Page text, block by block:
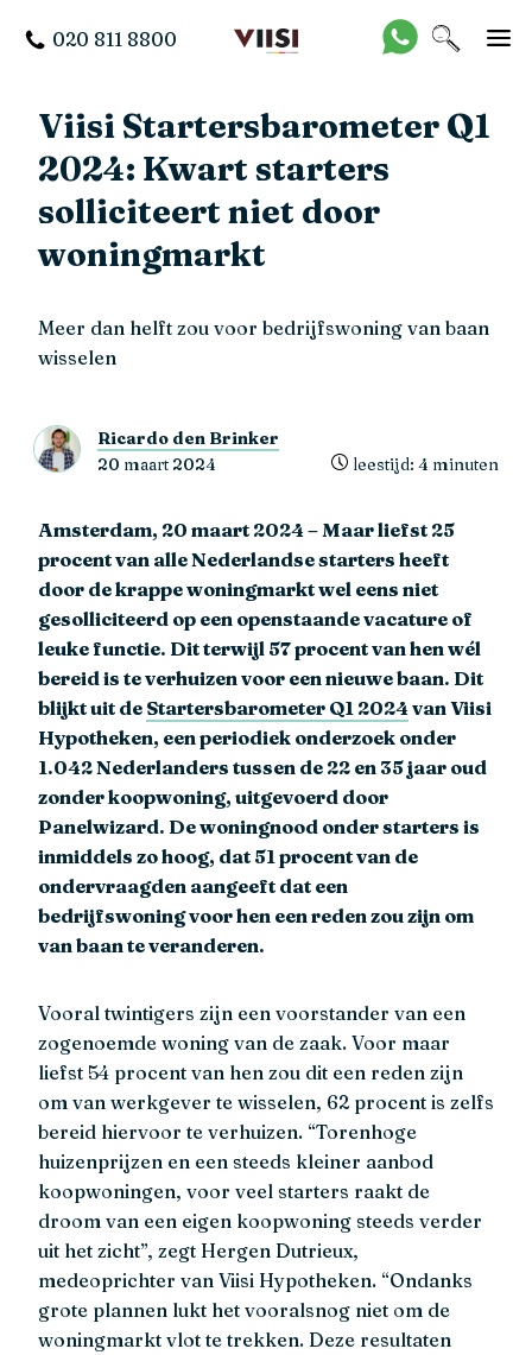
020 811 8800
Viisi Startersbarometer Q1
2024: Kwart starters
solliciteert niet door
woningmarkt
Meer dan helft zou voor bedrijfswoning van baan
wisselen
Ricardo den Brinker
20 maart 2024
leestijd: 4 minuten
Amsterdam, 20 maart 2024 – Maar liefst 25
procent van alle Nederlandse starters heeft
door de krappe woningmarkt wel eens niet
gesolliciteerd op een openstaande vacature of
leuke functie. Dit terwijl 57 procent van hen wél
bereid is te verhuizen voor een nieuwe baan. Dit
blijkt uit de Startersbarometer Q1 2024van Viisi
Hypotheken, een periodiek onderzoek onder
1.042 Nederlanders tussen de 22 en 35 jaar oud
zonder koopwoning, uitgevoerd door
Panelwizard. De woningnood onder starters is
inmiddels zo hoog, dat 51 procent van de
ondervraagden aangeeft dat een
bedrijfswoning voor hen een reden zou zijn om
van baan te veranderen.
Vooral twintigers zijn een voorstander van een
zogenoemde woning van de zaak. Voor maar
liefst 54 procent van hen zou dit een reden zijn
om van werkgever te wisselen, 62 procent is zelfs
bereid hiervoor te verhuizen. “Torenhoge
huizenprijzen en een steeds kleiner aanbod
koopwoningen, voor veel starters raakt de
droom van een eigen koopwoning steeds verder
uit het zicht”, zegt Hergen Dutrieux,
medeoprichter van Viisi Hypotheken. “Ondanks
grote plannen lukt het vooralsnog niet om de
woningmarkt vlot te trekken. Deze resultaten